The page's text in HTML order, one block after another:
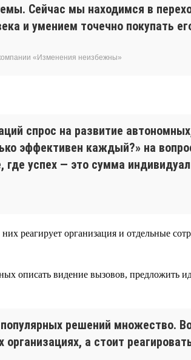
Сейчас мы находимся в
и умением точечно покупать
«Изменения неизбежны»
спрос на развитие
эффективен каждый?» на
успех — это сумма
реагирует организация и отдельные
описать видение вызовов, предложить
решений множество.
а стоит